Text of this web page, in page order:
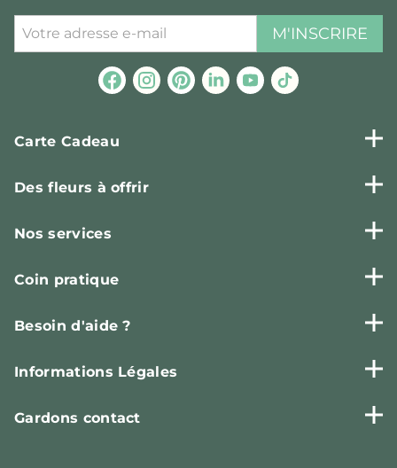
M'INSCRIRE
Carte Cadeau
Des fleurs à offrir
Nos services
Coin pratique
Besoin d'aide ?
Informations Légales
Gardons contact